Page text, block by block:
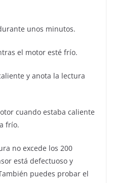
unos minutos.
el motor esté frío.
y anota la lectura
cuando estaba caliente
frío.
no excede los 200
está defectuoso y
puedes probar el